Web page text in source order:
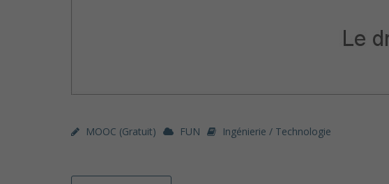
MOOC (gratuit) FUN Ingénierie / Technologie